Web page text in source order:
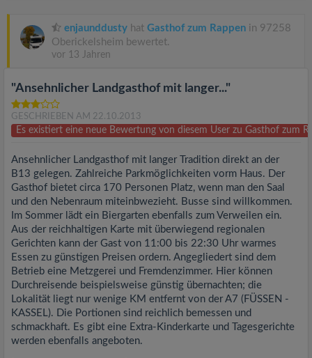
enjaunddusty hat Gasthof zum Rappen in 97258
Oberickelsheim bewertet.
vor 13 Jahren
"Ansehnlicher Landgasthof mit langer..."
GESCHRIEBEN AM 22.10.2013
Es existiert eine neue Bewertung von diesem User zu Gasthof zum
Ansehnlicher Landgasthof mit langer Tradition direkt an der
B13 gelegen. Zahlreiche Parkmöglichkeiten vorm Haus. Der
Gasthof bietet circa 170 Personen Platz, wenn man den Saal
und den Nebenraum miteinbwezieht. Busse sind willkommen.
Im Sommer lädt ein Biergarten ebenfalls zum Verweilen ein.
Aus der reichhaltigen Karte mit überwiegend regionalen
Gerichten kann der Gast von 11:00 bis 22:30 Uhr warmes
Essen zu günstigen Preisen ordern. Angegliedert sind dem
Betrieb eine Metzgerei und Fremdenzimmer. Hier können
Durchreisende beispielsweise günstig übernachten; die
Lokalität liegt nur wenige KM entfernt von der A7 (FÜSSEN -
KASSEL). Die Portionen sind reichlich bemessen und
schmackhaft. Es gibt eine Extra-Kinderkarte und Tagesgerichte
werden ebenfalls angeboten.